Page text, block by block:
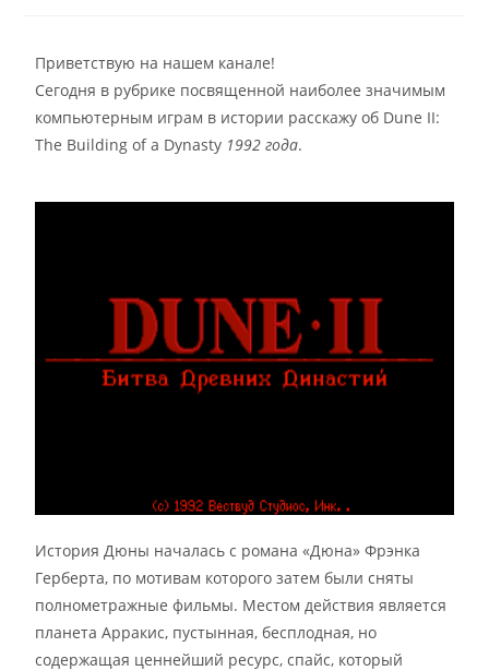
Приветствую на нашем канале!
Сегодня в рубрике посвященной наиболее значимым
компьютерным играм в истории расскажу об Dune II:
The Building of a Dynasty 1992 года.
История Дюны началась с романа «Дюна» Фрэнка
Герберта, по мотивам которого затем были сняты
полнометражные фильмы. Местом действия является
планета Арракис, пустынная, бесплодная, но
содержащая ценнейший ресурс, спайс, который